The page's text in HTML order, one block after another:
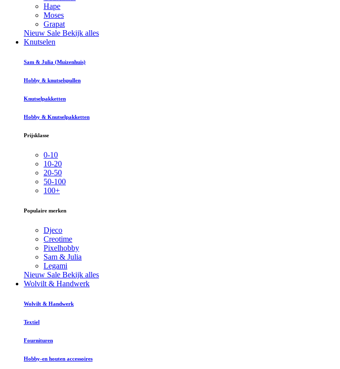
Hape
Moses
Grapat
Nieuw Sale Bekijk alles
Knutselen
Sam & Julia (Muizenhuis)
Hobby & knutselspullen
Knutselpakketten
Hobby & Knutselpakketten
Prijsklasse
0-10
10-20
20-50
50-100
100+
Populaire merken
Djeco
Creotime
Pixelhobby
Sam & Julia
Legami
Nieuw Sale Bekijk alles
Wolvilt & Handwerk
Wolvilt & Handwerk
Textiel
Fournituren
Hobby-en houten accessoires